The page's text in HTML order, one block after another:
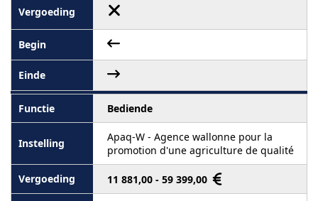
Bediende
Apaq-W - Agence wallonne pour la
promotion d'une agriculture de qualité
11 881,00 - 59 399,00